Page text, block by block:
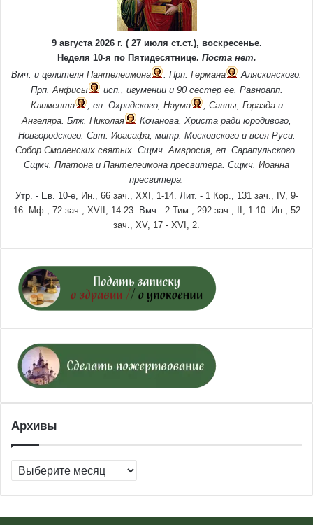
9 августа 2026 г. ( 27 июля ст.ст.), воскресенье.
Неделя 10-я по Пятидесятнице. Поста нет.
Вмч. и целителя Пантелеимона . Прп. Германа
Аляскинского.
Прп.Анфисы
исп., игумении и 90 сестер ее. Равноапп.
Климента
, еп. Охридского, Наума , Саввы, Гораздаи
Ангеляра. Блж. Николая
Кочанова, Христа ради юродивого,
Новгородского. Свт. Иоасафа, митр. Московского и всея Руси.
Собор Смоленских святых. Сщмч.Амвросия, еп. Сарапульского.
Сщмч. Платона и Пантелеимона пресвитера. Сщмч. Иоанна
пресвитера.
Утр. - Ев. 10-е, Ин., 66 зач., XXI, 1-14. Лит. - 1 Кор., 131 зач., IV, 9-
16. Мф., 72 зач., XVII, 14-23. Вмч.: 2 Тим., 292 зач., II, 1-10. Ин., 52
зач., XV, 17 - XVI, 2.
Архивы
Архивы